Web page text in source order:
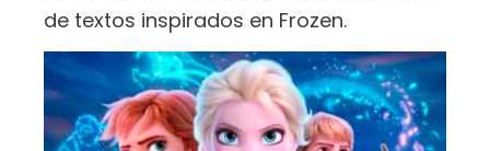
de textos inspirados en Frozen.